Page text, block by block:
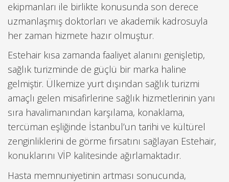
ekipmanları ile birlikte konusunda son derece
uzmanlaşmış doktorları ve akademik kadrosuyla
her zaman hizmete hazır olmuştur.
Estehair kısa zamanda faaliyet alanını genişletip,
sağlık turizminde de güçlü bir marka haline
gelmiştir. Ülkemize yurt dışından sağlık turizmi
amaçlı gelen misafirlerine sağlık hizmetlerinin yanı
sıra havalimanından karşılama, konaklama,
tercüman eşliğinde İstanbul’un tarihi ve kültürel
zenginliklerini de görme fırsatını sağlayan Estehair,
konuklarını VİP kalitesinde ağırlamaktadır.
Hasta memnuniyetinin artması sonucunda,